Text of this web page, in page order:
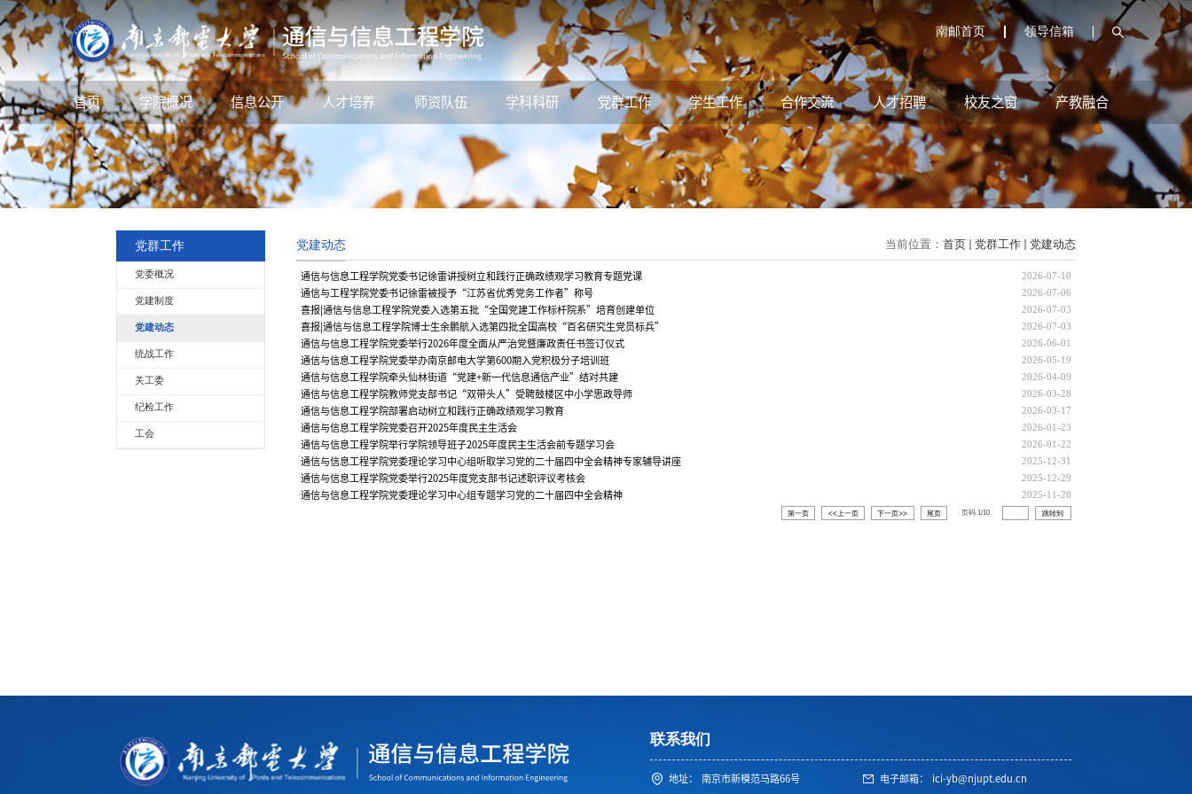
南邮首页 领导信箱
首页 学院概况 信息公开 人才培养 师资队伍 学科科研 党群工作 学生工作 合作交流 人才招聘 校友之窗 产教融合
党群工作
党委概况
党建制度
党建动态
统战工作
关工委
纪检工作
工会
当前位置： 首页 党群工作 党建动态
党建动态
通信与信息工程学院党委书记徐雷讲授树立和践行正确政绩观学习教育专题党课 2026-07-10
通信与工程学院党委书记徐雷被授予“江苏省优秀党务工作者”称号 2026-07-06
喜报|通信与信息工程学院党委入选第五批“全国党建工作标杆院系”培育创建单位 2026-07-03
喜报|通信与信息工程学院博士生余鹏航入选第四批全国高校“百名研究生党员标兵” 2026-07-03
通信与信息工程学院党委举行2026年度全面从严治党暨廉政责任书签订仪式 2026-06-01
通信与信息工程学院党委举办南京邮电大学第600期入党积极分子培训班 2026-05-19
通信与信息工程学院牵头仙林街道“党建+新一代信息通信产业”结对共建 2026-04-09
通信与信息工程学院教师党支部书记“双带头人”受聘鼓楼区中小学思政导师 2026-03-28
通信与信息工程学院部署启动树立和践行正确政绩观学习教育 2026-03-17
通信与信息工程学院党委召开2025年度民主生活会 2026-01-23
通信与信息工程学院举行学院领导班子2025年度民主生活会前专题学习会 2026-01-22
通信与信息工程学院党委理论学习中心组听取学习党的二十届四中全会精神专家辅导讲座 2025-12-31
通信与信息工程学院党委举行2025年度党支部书记述职评议考核会 2025-12-29
通信与信息工程学院党委理论学习中心组专题学习党的二十届四中全会精神 2025-11-28
第一页 <<上一页 下一页>> 尾页 页码1/10 跳转到
联系我们
地址： 南京市新模范马路66号 电子邮箱： ici-yb@njupt.edu.cn